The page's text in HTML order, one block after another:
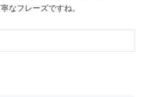
なフレーズですね。